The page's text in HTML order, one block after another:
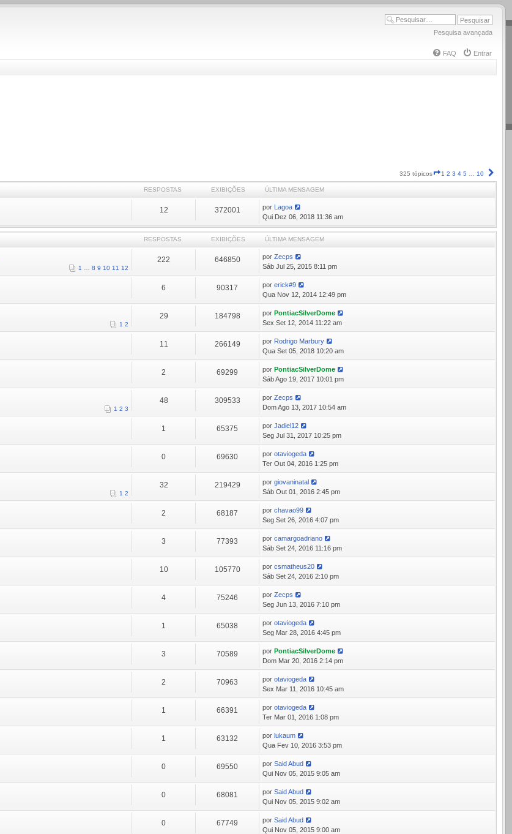
Pesquisa avançada
FAQ
Entrar
325 tópicos Página
1
1 2 3 4 5 10
RESPOSTAS EXIBIÇÕES ÚLTIMA MENSAGEM
12 372001 por Lagoa
Qui Dez 06, 2018 11:36 am
RESPOSTAS EXIBIÇÕES ÚLTIMA MENSAGEM
1 8 9 10 11 12
222 646850 porZecps
Sáb Jul 25, 2015 8:11 pm
6 90317 porerick#9
Qua Nov 12, 2014 12:49 pm
1 2
29 184798 porPontiacSilverDome
Sex Set 12, 2014 11:22 am
11 266149 por Rodrigo Marbury
Qua Set 05, 2018 10:20 am
2 69299 porPontiacSilverDome
Sáb Ago 19, 2017 10:01 pm
1 2 3
48 309533 porZecps
Dom Ago 13, 2017 10:54 am
1 65375 porJadiel12
Seg Jul 31, 2017 10:25 pm
0 69630 porotaviogeda
Ter Out 04, 2016 1:25 pm
1 2
32 219429 porgiovaninatal
Sáb Out 01, 2016 2:45 pm
2 68187 porchavao99
Seg Set 26, 2016 4:07 pm
3 77393 porcamargoadriano
Sáb Set 24, 2016 11:16 pm
10 105770 porcsmatheus20
Sáb Set 24, 2016 2:10 pm
4 75246 porZecps
Seg Jun 13, 2016 7:10 pm
1 65038 porotaviogeda
Seg Mar 28, 2016 4:45 pm
3 70589 porPontiacSilverDome
Dom Mar 20, 2016 2:14 pm
2 70963 porotaviogeda
Sex Mar 11, 2016 10:45 am
1 66391 porotaviogeda
Ter Mar 01, 2016 1:08 pm
1 63132 porlukaum
Qua Fev 10, 2016 3:53 pm
0 69550 porSaid Abud
Qui Nov 05, 2015 9:05 am
0 68081 porSaid Abud
Qui Nov 05, 2015 9:02 am
0 67749 porSaid Abud
Qui Nov 05, 2015 9:00 am